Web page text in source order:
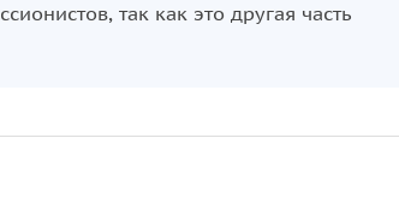
так как это другая часть